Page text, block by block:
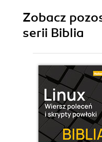
Zobacz
serii Biblia